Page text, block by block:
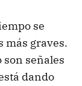
se
más graves.
señales
dando